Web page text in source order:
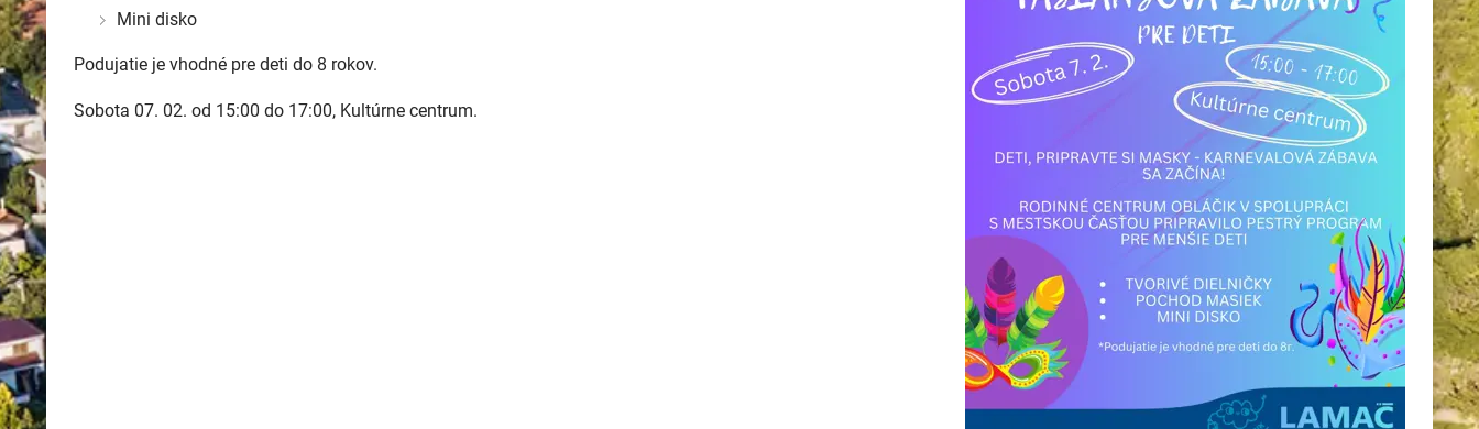
Mini disko
Podujatie je vhodné pre deti do 8 rokov.
Sobota 07. 02. od 15:00 do 17:00, Kultúrne centrum.